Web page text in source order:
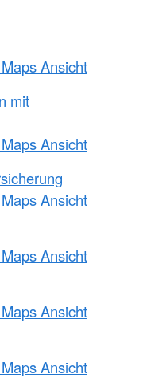
Ansicht
mit
Ansicht
Ansicht
Ansicht
Ansicht
Ansicht